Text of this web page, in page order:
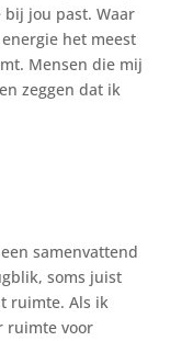
jou past. Waar
het meest
Mensen die mij
zeggen dat ik
samenvattend
soms juist
ruimte. Als ik
ruimte voor